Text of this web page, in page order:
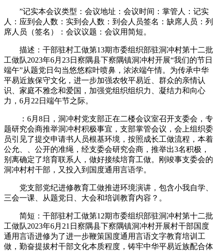
”记实本会议类型：会议地址：会议时间：掌管人：记实
人：应到会人数：实到会人数：到会人员签名：缺席人员：列
席人员（签名）：会议议题：会议用简短。
描述：干部驻村工做第13期市委组织部驻洞冲村第十二批
工做队2023年6月23日察隅县下察隅镇洞冲村开展“我们的节日
端午”从题党日勾当悠悠粽叶喷鼻，浓浓端午情。为传承中华
平易近族保守文化，进一步加强农牧平易近、群众的亲情认
识、家庭不雅念和爱国，加强党组织组织力、凝结力和向心
力，6月22日端午节之际。
：6月8日，洞冲村党支部正在二楼会议室召开支委会，专
题研究会商推举洞冲村积极事宜，支部掌管会议，会上组织委
员引见了提交申请书人员根基环境，按照成长工做流程，本着
公允、、公开的准绳，经支委会研究会商，推举出3名积极，
别离确定了培育联系人，做好接续培育工做。刚竣事支委会的
洞冲村村干部，又投入到国度通用言语学。
党支部党纪进修教育工做推进环境演讲，包含小我自学、
三会一课、从题党日、大会和培训教育内容？。
简短：干部驻村工做第12期市委组织部驻洞冲村第十二批
工做队2023年6月21日察隅县下察隅镇洞冲村开展村干部国度
通用言语进修为了进一步鞭策国度通用言语文字教育培训工
做，勤奋提拔村干部文化本质程度，铸牢中华平易近族配合体